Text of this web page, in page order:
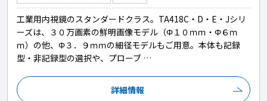
工業用内視鏡のスタンダードクラス。TA418C・D・E・Jシリ
ーズは、３０万画素の鮮明画像モデル（Φ１０ｍｍ・Φ６ｍ
ｍ）の他、Φ３．９ｍｍの細径モデルもご用意。本体も記録
型・非記録型の選択や、プローブ …
詳細情報